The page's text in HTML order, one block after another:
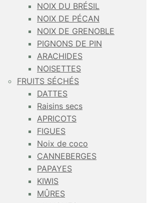
NOIX DU BRÉSIL
NOIX DE PÉCAN
NOIX DE GRENOBLE
PIGNONS DE PIN
ARACHIDES
NOISETTES
FRUITS SÉCHÉS
DATTES
Raisins secs
APRICOTS
FIGUES
Noix de coco
CANNEBERGES
PAPAYES
KIWIS
MÛRES